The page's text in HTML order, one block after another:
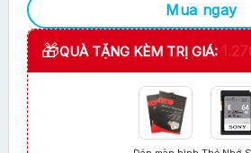
Mua ngay
🎁QUÀ TẶNG KÈM TRỊ GIÁ: